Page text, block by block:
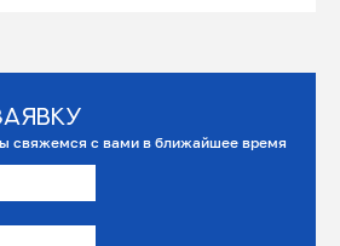
свяжемся с вами в ближайшее время